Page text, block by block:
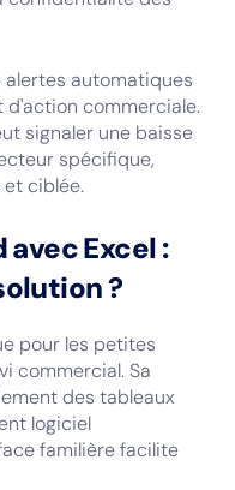
alertes automatiques
d'action commerciale.
signaler une baisse
spécifique,
ciblée.
Excel :
?
pour les petites
commercial. Sa
des tableaux
logiciel
familière facilite